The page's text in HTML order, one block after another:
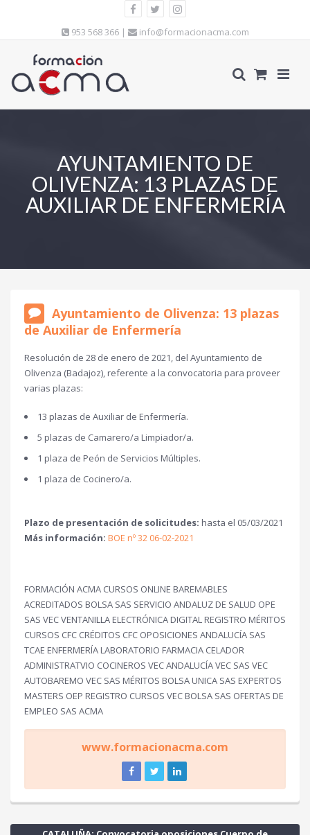
953 568 366 | info@formacionacma.com
AYUNTAMIENTO DE
OLIVENZA: 13 PLAZAS DE
AUXILIAR DE ENFERMERÍA
Ayuntamiento de Olivenza: 13 plazas
de Auxiliar de Enfermería
Resolución de 28 de enero de 2021, del Ayuntamiento de
Olivenza (Badajoz), referente a la convocatoria para proveer
varias plazas:
13 plazas de Auxiliar de Enfermería.
5 plazas de Camarero/a Limpiador/a.
1 plaza de Peón de Servicios Múltiples.
1 plaza de Cocinero/a.
Plazo de presentación de solicitudes: hasta el 05/03/2021
Más información: BOE nº 32 06-02-2021
FORMACIÓN ACMA CURSOS ONLINE BAREMABLES
ACREDITADOS BOLSA SAS SERVICIO ANDALUZ DE SALUD OPE
SAS VEC VENTANILLA ELECTRÓNICA DIGITAL REGISTRO MÉRITOS
CURSOS CFC CRÉDITOS CFC OPOSICIONES ANDALUCÍA SAS
TCAE ENFERMERÍA LABORATORIO FARMACIA CELADOR
ADMINISTRATVIO COCINEROS VEC ANDALUCÍA VEC SAS VEC
AUTOBAREMO VEC SAS MÉRITOS BOLSA UNICA SAS EXPERTOS
MASTERS OEP REGISTRO CURSOS VEC BOLSA SAS OFERTAS DE
EMPLEO SAS ACMA
www.formacionacma.com